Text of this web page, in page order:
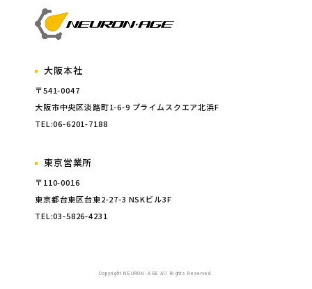
大阪本社
〒541-0047
大阪市中央区淡路町1-6-9 プライムスクエア北浜F
TEL:06-6201-7188
東京営業所
〒110-0016
東京都台東区台東2-27-3 NSKビル3F
TEL:03-5826-4231
Copyright NEURON･AGE All Rights Reserved.